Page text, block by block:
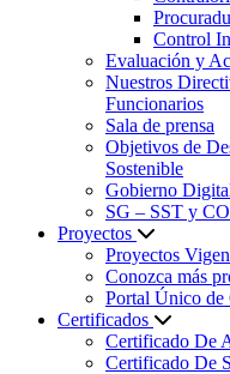
Control
Evaluación y
Nuestros
Funcionarios
Sala de prensa
Objetivos de
Sostenible
Gobierno
SG – SST y
Proyectos
Proyectos
Conozca más
Portal Único de
Certificados
Certificado De
Certificado De